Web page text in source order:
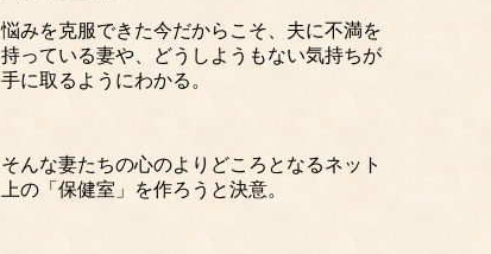
悩みを克服できた今だからこそ、夫に不満を
持っている妻や、どうしようもない気持ちが
手に取るようにわかる。
そんな妻たちの心のよりどころとなるネット
上の「保健室」を作ろうと決意。